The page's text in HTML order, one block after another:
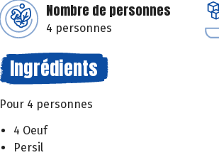
Nombre de personnes
4 personnes
Ingrédients
Pour 4 personnes
4 Oeuf
Persil